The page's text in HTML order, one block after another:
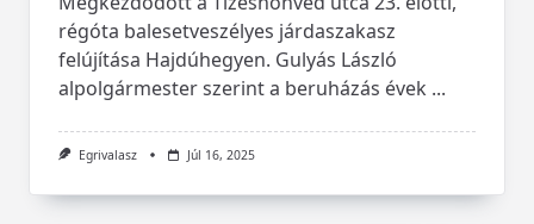
régóta balesetveszélyes járdaszakasz
felújítása Hajdúhegyen. Gulyás László
alpolgármester szerint a beruházás évek ...
Egrivalasz Júl 16, 2025